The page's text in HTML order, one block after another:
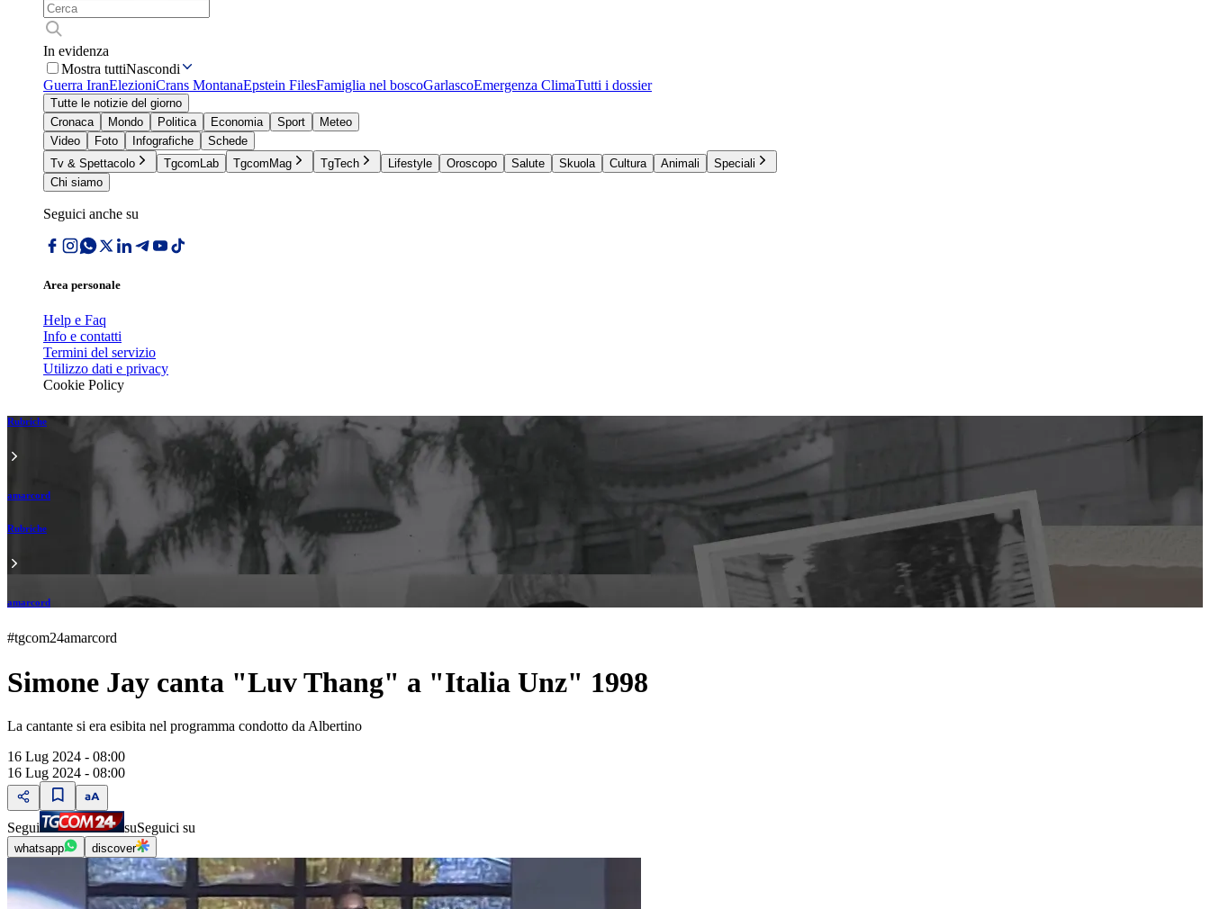
In evidenza
Mostra tuttiNascondi
Guerra IranElezioniCrans MontanaEpstein FilesFamiglia nel boscoGarlascoEmergenza ClimaTutti i dossier
Tutte le notizie del giorno
Cronaca
Mondo Politica Economia Sport
Meteo
Video
Foto Infografiche
Schede
Tv & Spettacolo
TgcomLab TgcomMag TgTech Lifestyle Oroscopo Salute Skuola Cultura Animali
Speciali
Chi siamo
Seguici anche su
Area personale
Help e Faq
Info e contatti
Termini del servizio
Utilizzo dati e privacy
Cookie Policy
Rubriche
amarcord
Rubriche
amarcord
#tgcom24amarcord
Simone Jay canta "Luv Thang" a "Italia Unz" 1998
La cantante si era esibita nel programma condotto da Albertino
16 Lug 2024 - 08:00
16 Lug 2024 - 08:00
Segui suSeguici su
whatsapp discover